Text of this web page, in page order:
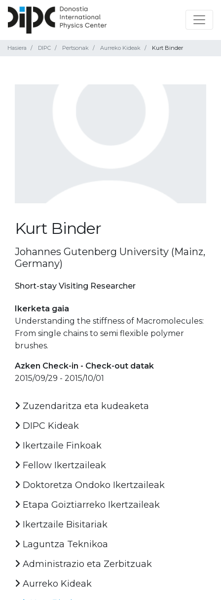
Hasiera DIPC Pertsonak Aurreko Kideak Kurt Binder
Kurt Binder
Johannes Gutenberg University (Mainz,
Germany)
Short-stay Visiting Researcher
Ikerketa gaia
Understanding the stiffness of Macromolecules:
From single chains to semi flexible polymer
brushes.
Azken Check-in - Check-out datak
2015/09/29 - 2015/10/01
Zuzendaritza eta kudeaketa
DIPC Kideak
Ikertzaile Finkoak
Fellow Ikertzaileak
Doktoretza Ondoko Ikertzaileak
Etapa Goiztiarreko Ikertzaileak
Ikertzaile Bisitariak
Laguntza Teknikoa
Administrazio eta Zerbitzuak
Aurreko Kideak